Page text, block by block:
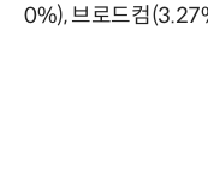
0%), 브로드컴